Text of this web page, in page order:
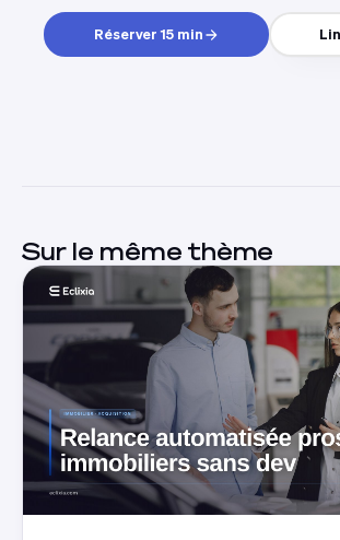
Réserver 15 min
Sur le même thème